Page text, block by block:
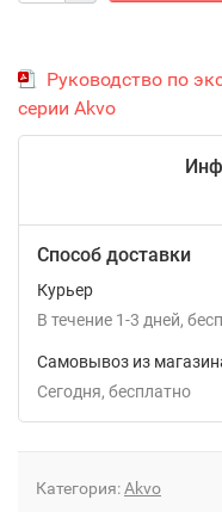
Руководство по
серии Akvo
Способ доставки
Курьер
В течение 1-3 дней
Самовывоз из
Сегодня
Бесплатно
Категория:Akvo